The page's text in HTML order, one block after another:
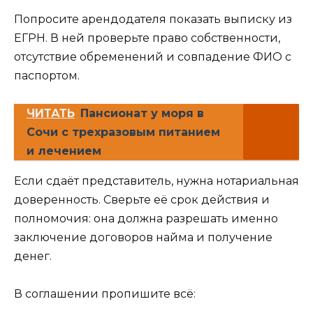
Попросите арендодателя показать выписку из
ЕГРН. В ней проверьте право собственности,
отсутствие обременений и совпадение ФИО с
паспортом.
ЧИТАТЬ Пансионат у моря в
Сочи с трехразовым питанием
и лечением
Если сдаёт представитель, нужна нотариальная
доверенность. Сверьте её срок действия и
полномочия: она должна разрешать именно
заключение договоров найма и получение
денег.
В соглашении пропишите всё: